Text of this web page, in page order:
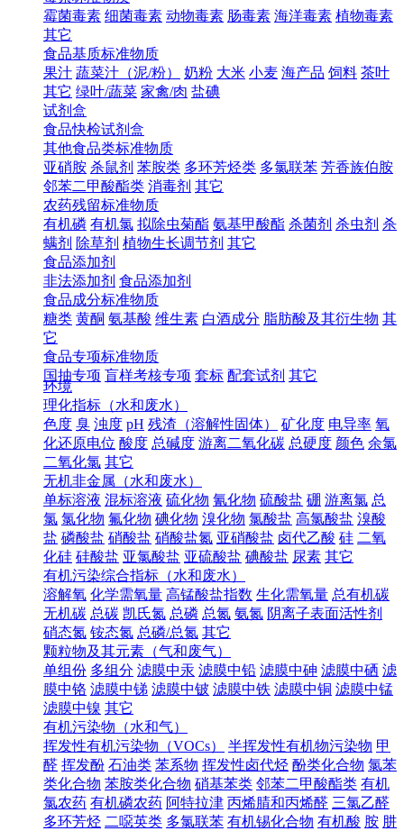
霉菌毒素 细菌毒素 动物毒素 肠毒素 海洋毒素 植物毒素
其它
食品基质标准物质
果汁 蔬菜汁（泥/粉） 奶粉 大米 小麦 海产品 饲料 茶叶
其它 绿叶/蔬菜 家禽/肉 盐碘
试剂盒
食品快检试剂盒
其他食品类标准物质
亚硝胺 杀鼠剂 苯胺类 多环芳烃类 多氯联苯 芳香族伯胺
邻苯二甲酸酯类 消毒剂 其它
农药残留标准物质
有机磷 有机氯 拟除虫菊酯 氨基甲酸酯 杀菌剂 杀虫剂 杀
螨剂 除草剂 植物生长调节剂 其它
食品添加剂
非法添加剂 食品添加剂
食品成分标准物质
糖类 黄酮 氨基酸 维生素 白酒成分 脂肪酸及其衍生物 其
它
食品专项标准物质
国抽专项 盲样考核专项 套标 配套试剂 其它
环境
理化指标（水和废水）
色度 臭 浊度 pH 残渣（溶解性固体） 矿化度 电导率 氧
化还原电位 酸度 总碱度 游离二氧化碳 总硬度 颜色 余氯
二氧化氯 其它
无机非金属（水和废水）
单标溶液 混标溶液 硫化物 氰化物 硫酸盐 硼 游离氯 总
氯 氯化物 氟化物 碘化物 溴化物 氯酸盐 高氯酸盐 溴酸
盐 磷酸盐 硝酸盐 硝酸盐氮 亚硝酸盐 卤代乙酸 硅 二氧
化硅 硅酸盐 亚氯酸盐 亚硫酸盐 碘酸盐 尿素 其它
有机污染综合指标（水和废水）
溶解氧 化学需氧量 高锰酸盐指数 生化需氧量 总有机碳
无机碳 总碳 凯氏氮 总磷 总氮 氨氮 阴离子表面活性剂
硝态氮 铵态氮 总磷/总氮 其它
颗粒物及其元素（气和废气）
单组份 多组分 滤膜中汞 滤膜中铅 滤膜中砷 滤膜中硒 滤
膜中铬 滤膜中锑 滤膜中铍 滤膜中铁 滤膜中铜 滤膜中锰
滤膜中镍 其它
有机污染物（水和气）
挥发性有机污染物（VOCs）
半挥发性有机物污染物 甲
醛 挥发酚 石油类 苯系物 挥发性卤代烃 酚类化合物 氯苯
类化合物 苯胺类化合物 硝基苯类 邻苯二甲酸酯类 有机
氯农药 有机磷农药 阿特拉津 丙烯腈和丙烯醛 三氯乙醛
多环芳烃 二噁英类 多氯联苯 有机锡化合物 有机酸 胺 肼